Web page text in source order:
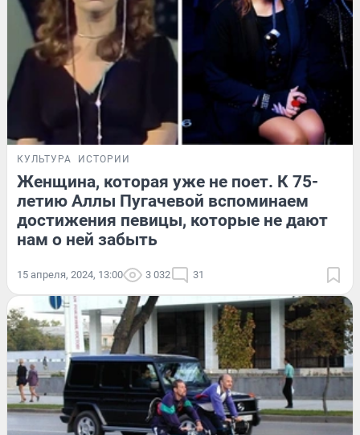
КУЛЬТУРА ИСТОРИИ
Женщина, которая уже не поет. К 75-
летию Аллы Пугачевой вспоминаем
достижения певицы, которые не дают
нам о ней забыть
15 апреля, 2024, 13:00 3 032 31